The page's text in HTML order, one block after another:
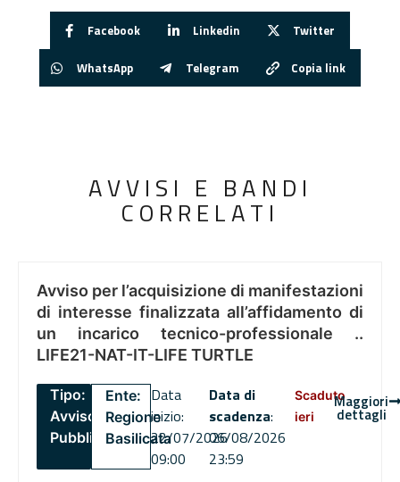
Facebook Linkedin Twitter
WhatsApp Telegram Copia link
AVVISI E BANDI
CORRELATI
Avviso per l’acquisizione di manifestazioni
di interesse finalizzata all’affidamento di
un incarico tecnico-professionale ..
LIFE21-NAT-IT-LIFE TURTLE
Tipo:
Avviso
Pubblico
Ente:
Regione
Basilicata
Data
inizio:
22/07/2026
09:00
Data di
scadenza:
06/08/2026
23:59
Scaduto
ieri
Maggiori
dettagli